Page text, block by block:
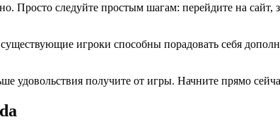
Просто следуйте простым шагам: перейдите на сайт,
игроки способны порадовать себя
удовольствия получите от игры. Начните прямо